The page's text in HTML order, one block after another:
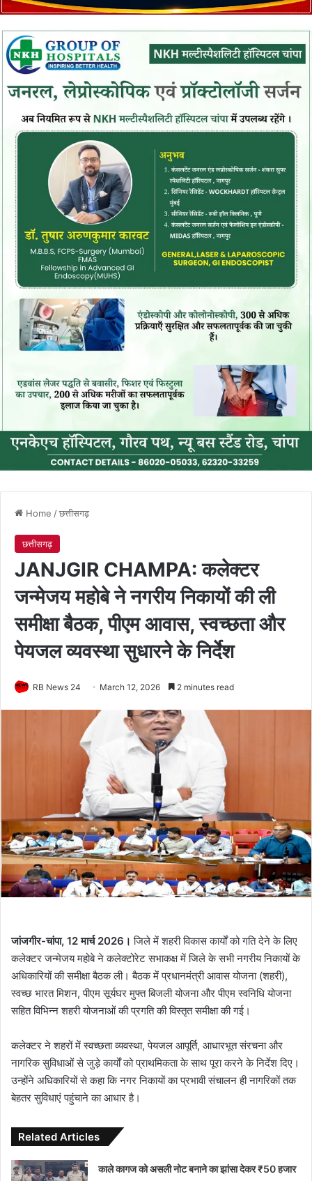
Home /छत्तीसगढ़
छत्तीसगढ़
JANJGIR CHAMPA: कलेक्टर
जन्मेजय महोबे ने नगरीय निकायों की ली
समीक्षा बैठक, पीएम आवास, स्वच्छता और
पेयजल व्यवस्था सुधारने के निर्देश
RB News 24 March 12, 2026 2 minutes read
जांजगीर-चांपा, 12 मार्च 2026। जिले में शहरी विकास कार्यों को गति देने के लिए
कलेक्टर जन्मेजय महोबे ने कलेक्टोरेट सभाकक्ष में जिले के सभी नगरीय निकायों के
अधिकारियों की समीक्षा बैठक ली। बैठक में प्रधानमंत्री आवास योजना (शहरी),
स्वच्छ भारत मिशन, पीएम सूर्यघर मुफ्त बिजली योजना और पीएम स्वनिधि योजना
सहित विभिन्न शहरी योजनाओं की प्रगति की विस्तृत समीक्षा की गई।
कलेक्टर ने शहरों में स्वच्छता व्यवस्था, पेयजल आपूर्ति, आधारभूत संरचना और
नागरिक सुविधाओं से जुड़े कार्यों को प्राथमिकता के साथ पूरा करने के निर्देश दिए।
उन्होंने अधिकारियों से कहा कि नगर निकायों का प्रभावी संचालन ही नागरिकों तक
बेहतर सुविधाएं पहुंचाने का आधार है।
Related Articles
काले कागज को असली नोट बनाने का झांसा देकर ₹50 हजार